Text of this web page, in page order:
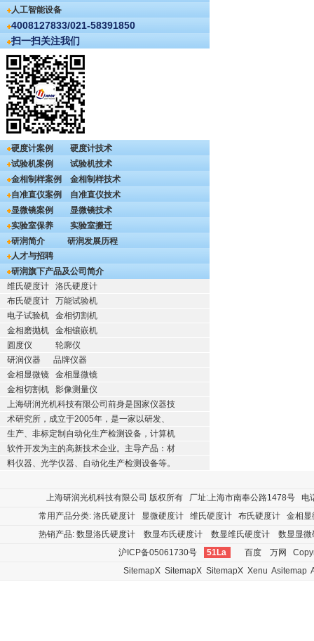
人工智能设备
4008127833/021-58391850
扫一扫关注我们
硬度计案例
硬度计技术
试验机案例
试验机技术
金相制样案例
金相制样技术
自准直仪案例
自准直仪技术
显微镜案例
显微镜技术
实验室保养
实验室搬迁
研润简介
研润发展历程
人才与招聘
研润旗下产品及公司简介
维氏硬度计
洛氏硬度计
布氏硬度计
万能试验机
电子试验机
金相切割机
金相磨抛机
金相镶嵌机
圆度仪
轮廓仪
研润仪器
品牌仪器
金相显微镜
金相显微镜
金相切割机
影像测量仪
上海研润光机科技有限公司前身是国家仪器技
术研究所，成立于2005年，是一家以研发、
生产、非标定制自动化生产检测设备，计算机
软件开发为主的高新技术企业。主导产品：材
料仪器、光学仪器、自动化生产检测设备等。
上海研润光机科技有限公司 版权所有 厂址:上海市南奉公路1478号
常用产品分类: 洛氏硬度计 显微硬度计 维氏硬度计 布氏硬度计
金相显
热销产品: 数显洛氏硬度计 数显布氏硬度计 数显维氏硬度计
数显显微
沪ICP备05061730号
51La 百度 万网
SitemapX SitemapX SitemapX Xenu Asitemap